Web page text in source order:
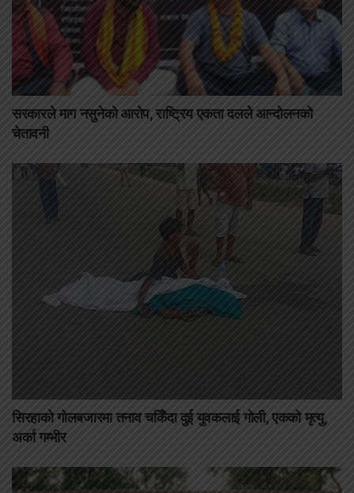
सरकारले माग नसुनेको आरोप, राष्ट्रिय एकता दलले आन्दोलनको
चेतावनी
सिरहाको गोलबजारमा तनाव चर्किँदा दुई युवकलाई गोली, एकको मृत्यु,
अर्का गम्भीर